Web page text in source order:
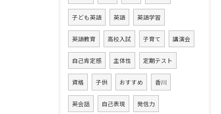
子ども英語 英語 英語学習
英語教育 高校入試 子育て 講演会
自己肯定感 主体性 定期テスト
資格 子供 おすすめ 香川
英会話 自己表現 発信力